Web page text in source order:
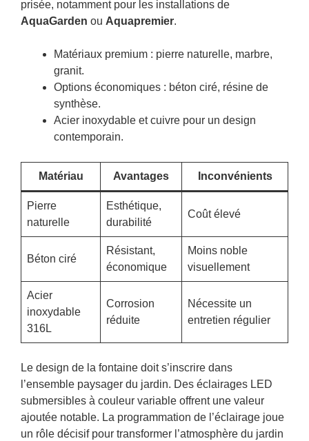
prisée, notamment pour les installations de
AquaGarden ou Aquapremier.
Matériaux premium : pierre naturelle, marbre,
granit.
Options économiques : béton ciré, résine de
synthèse.
Acier inoxydable et cuivre pour un design
contemporain.
Matériau Avantages Inconvénients
Pierre
naturelle
Esthétique,
durabilité
Coût élevé
Béton ciré
Résistant,
économique
Moins noble
visuellement
Acier
inoxydable
316L
Corrosion
réduite
Nécessite un
entretien régulier
Le design de la fontaine doit s’inscrire dans
l’ensemble paysager du jardin. Des éclairages LED
submersibles à couleur variable offrent une valeur
ajoutée notable. La programmation de l’éclairage joue
un rôle décisif pour transformer l’atmosphère du jardin